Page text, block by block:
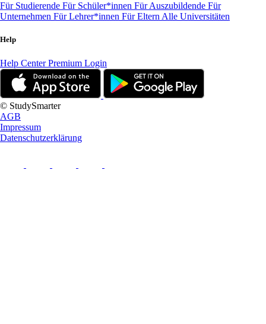
Für Studierende Für Schüler*innen Für Auszubildende Für
Unternehmen Für Lehrer*innen Für Eltern Alle Universitäten
Help
Help CenterPremium Login
© StudySmarter
AGB
Impressum
Datenschutzerklärung